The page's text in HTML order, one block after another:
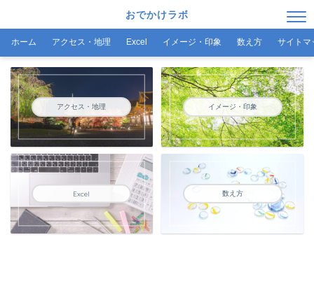
おでかけラボ
ホーム アクセス・地理 Excel イメージ・印象 数え方 サイトマ
アクセス・地理 イメージ・印象
Excel 数え方